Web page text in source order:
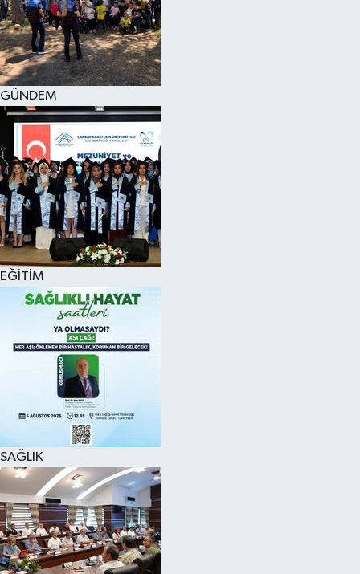
GÜNDEM
EĞİTİM
SAĞLIK
KÜLTÜR SANAT
MAGAZİN
SAĞLIK
SİYASET
SPOR
TEKNOLOJİ
VİZYONDAKİLER
YAŞAM